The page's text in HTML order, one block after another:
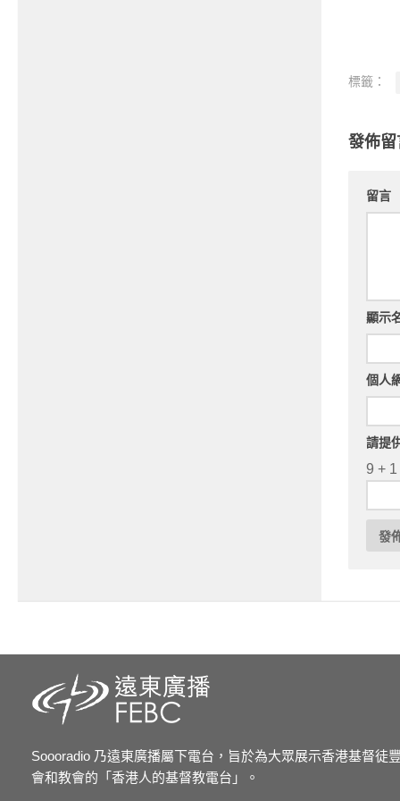
標籤：
發佈留
留言
顯示
個人
請提
9 + 1
Soooradio 乃遠東廣播屬下電台，旨於為大眾展示香港基督徒
會和教會的「香港人的基督教電台」。